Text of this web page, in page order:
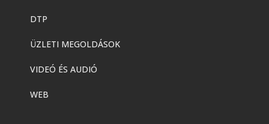
DTP
ÜZLETI MEGOLDÁSOK
VIDEÓ ÉS AUDIÓ
WEB